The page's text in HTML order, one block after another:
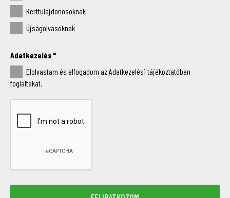
Kerttulajdonosoknak
Újságolvasóknak
Adatkezelés *
Elolvastam és elfogadom az Adatkezelési tájékoztatóban
foglaltakat.